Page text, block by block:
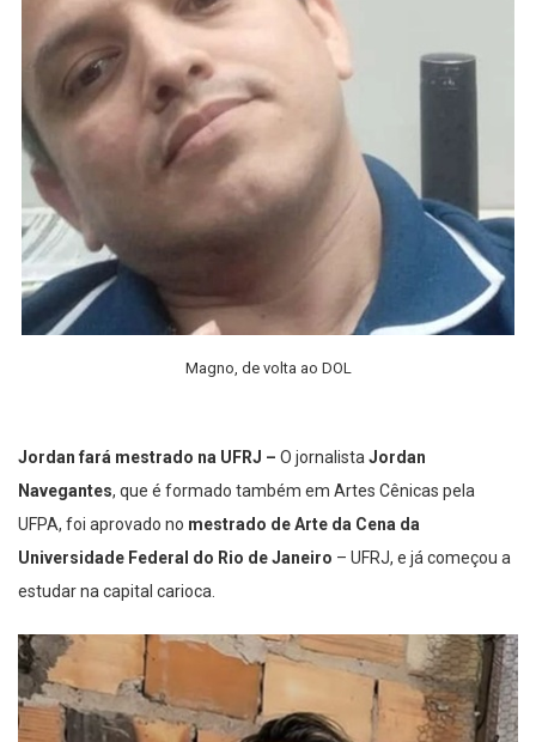
Magno, de volta ao DOL
Jordan fará mestrado na UFRJ – O jornalista Jordan
Navegantes, que é formado também em Artes Cênicas pela
UFPA, foi aprovado no mestrado de Arte da Cena da
Universidade Federal do Rio de Janeiro – UFRJ, e já começou a
estudar na capital carioca.